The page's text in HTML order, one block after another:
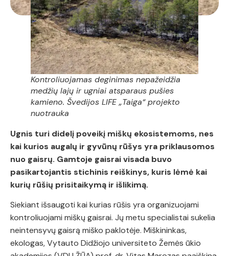
Kontroliuojamas deginimas nepažeidžia
medžių lajų ir ugniai atsparaus pušies
kamieno. Švedijos LIFE „Taiga“ projekto
nuotrauka
Ugnis turi didelį poveikį miškų ekosistemoms, nes
kai kurios augalų ir gyvūnų rūšys yra priklausomos
nuo gaisrų. Gamtoje gaisrai visada buvo
pasikartojantis stichinis reiškinys, kuris lėmė kai
kurių rūšių prisitaikymą ir išlikimą.
Siekiant išsaugoti kai kurias rūšis yra organizuojami
kontroliuojami miškų gaisrai. Jų metu specialistai sukelia
neintensyvų gaisrą miško paklotėje. Miškininkas,
ekologas, Vytauto Didžiojo universiteto Žemės ūkio